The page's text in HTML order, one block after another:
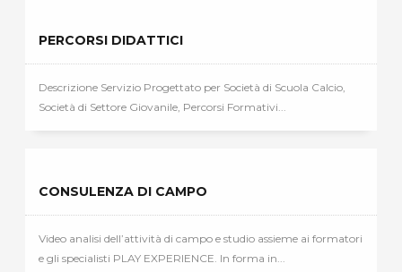
PERCORSI DIDATTICI
Descrizione Servizio Progettato per Società di Scuola Calcio,
Società di Settore Giovanile, Percorsi Formativi...
CONSULENZA DI CAMPO
Video analisi dell’attività di campo e studio assieme ai formatori
e gli specialisti PLAY EXPERIENCE. In forma in...